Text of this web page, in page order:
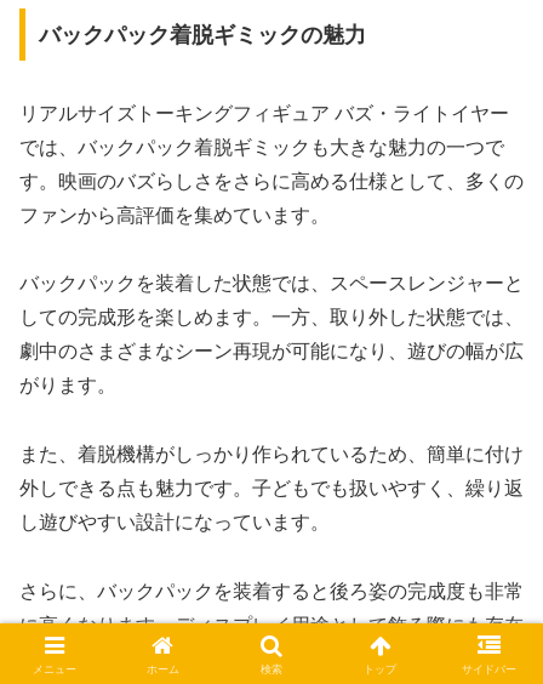
バックパック着脱ギミックの魅力
リアルサイズトーキングフィギュア バズ・ライトイヤー
では、バックパック着脱ギミックも大きな魅力の一つで
す。映画のバズらしさをさらに高める仕様として、多くの
ファンから高評価を集めています。
バックパックを装着した状態では、スペースレンジャーと
しての完成形を楽しめます。一方、取り外した状態では、
劇中のさまざまなシーン再現が可能になり、遊びの幅が広
がります。
また、着脱機構がしっかり作られているため、簡単に付け
外しできる点も魅力です。子どもでも扱いやすく、繰り返
し遊びやすい設計になっています。
さらに、バックパックを装着すると後ろ姿の完成度も非常
に高くなります。ディスプレイ用途として飾る際にも存在
感が増し、映画そのままの雰囲気を楽しめます。
メニュー ホーム 検索 トップ サイドバー